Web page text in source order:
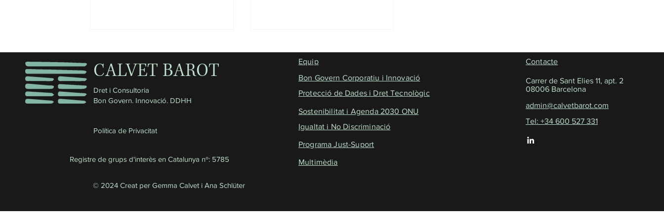
Diàleg “Perspectiva de gènere i
reforç de la transparència en les
Debat: Humanisme tecnològic.
CALVET BAROT
Dret i Consultoria
Bon Govern. Innovació. DDHH
Política de Privacitat
© 2024 Creat per Gemma Calvet i Ana Schlüter
Registre de grups d'interès en Catalunya nº: 5785
Equip
Bon Govern Corporatiu i Innovació
Protecció de Dades i Dret Tecnològic
Sostenibilitat i Agenda 2030 ONU
Igualtat i No Discriminació
Programa Just-Suport
Multimèdia
Contacte
Carrer de Sant Elies 11, apt. 2
08006 Barcelona
admin@calvetbarot.com
Tel: +34 600 527 331